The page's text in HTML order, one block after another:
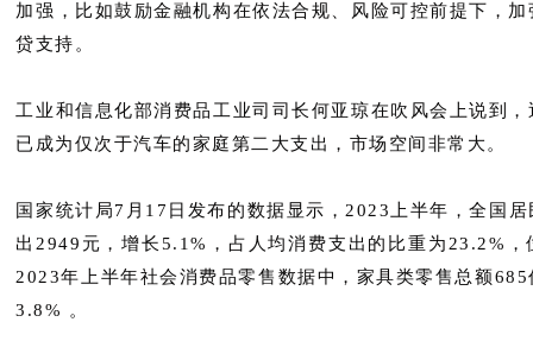
加强，比如鼓励金融机构在依法合规、风险可控前提下，
贷支持。
工业和信息化部消费品工业司司长何亚琼在吹风会上说到
已成为仅次于汽车的家庭第二大支出，市场空间非常大。
国家统计局7月17日发布的数据显示，2023上半年，全国
出2949元，增长5.1%，占人均消费支出的比重为23.2%，
2023年上半年社会消费品零售数据中，家具类零售总额
3.8% 。